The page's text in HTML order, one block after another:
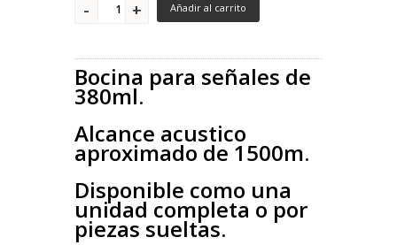
Añadir al carrito
Bocina para señales de
380ml.
Alcance acustico
aproximado de 1500m.
Disponible como una
unidad completa o por
piezas sueltas.